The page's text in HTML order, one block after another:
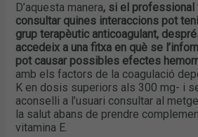
D’aquesta manera, si el professional
consultar quines interaccions pot
grup terapèutic anticoagulant,
accedeix a una fitxa en què se
pot causar possibles efectes
amb els factors de la coagulació
K en dosis superiors als 300 mg- i
aconselli a l’usuari consultar al
la salut abans de prendre
vitamina E.